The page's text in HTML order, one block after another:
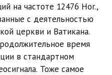
на частоте 12476 Hor.,
с деятельностью
церкви и Ватикана.
время
в стандартном
Тоже самое